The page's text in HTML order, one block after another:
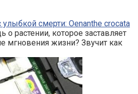
улыбкой смерти: Oenanthe crocata
растении, которое заставляет
мгновения жизни? Звучит как